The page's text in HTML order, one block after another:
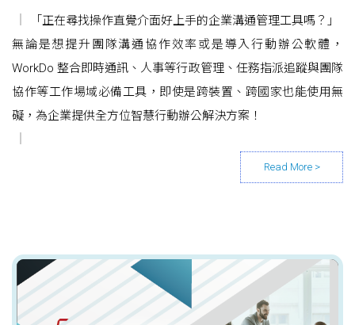
「正在尋找操作直覺介面好上手的企業溝通管理工具嗎？」
無論是想提升團隊溝通協作效率或是導入行動辦公軟體，
WorkDo 整合即時通訊、人事等行政管理、任務指派追蹤與團隊
協作等工作場域必備工具，即使是跨裝置、跨國家也能使用無
礙，為企業提供全方位智慧行動辦公解決方案！